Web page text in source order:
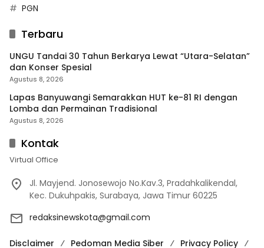
PGN
Terbaru
UNGU Tandai 30 Tahun Berkarya Lewat “Utara-Selatan”
dan Konser Spesial
Agustus 8, 2026
Lapas Banyuwangi Semarakkan HUT ke-81 RI dengan
Lomba dan Permainan Tradisional
Agustus 8, 2026
Kontak
Virtual Office
Jl. Mayjend. Jonosewojo No.Kav.3, Pradahkalikendal,
Kec. Dukuhpakis, Surabaya, Jawa Timur 60225
redaksinewskota@gmail.com
Disclaimer Pedoman Media Siber Privacy Policy